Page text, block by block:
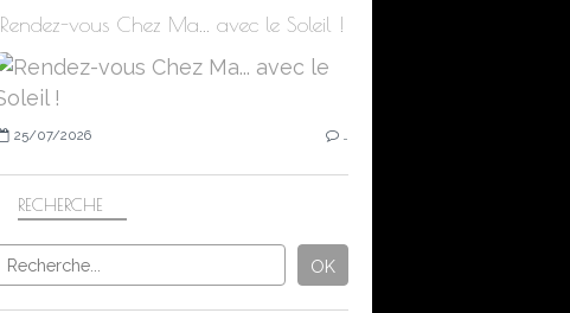
RECHERCHE
Rendez-vous Chez Ma... avec le Soleil !
25/07/2026